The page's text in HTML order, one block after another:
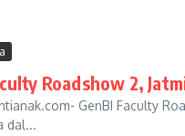
Roadshow 2,
GenBI Faculty
dal...